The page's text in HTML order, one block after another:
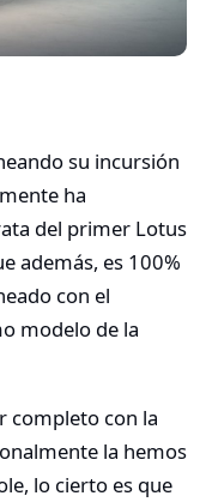
su incursión
ha
del primer Lotus
además, es 100%
con el
modelo de la
completo con la
la hemos
lo cierto es que